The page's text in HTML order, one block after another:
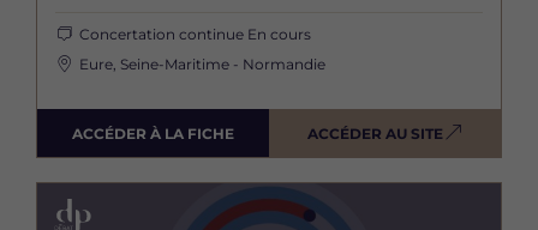
Concertation continue En cours
Eure, Seine-Maritime - Normandie
ACCÉDER À LA FICHE ACCÉDER AU SITE
Image